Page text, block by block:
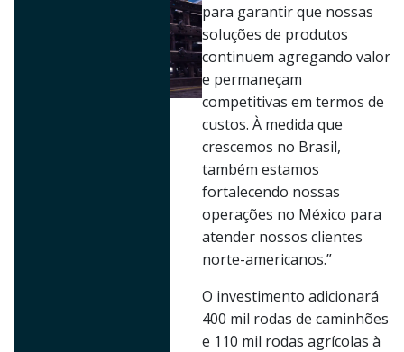
para garantir que nossas
soluções de produtos
continuem agregando valor
e permaneçam
competitivas em termos de
custos. À medida que
crescemos no Brasil,
também estamos
fortalecendo nossas
operações no México para
atender nossos clientes
norte-americanos.”
O investimento adicionará
400 mil rodas de caminhões
e 110 mil rodas agrícolas à